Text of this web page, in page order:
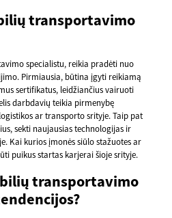
transportavimo
specialistu, reikia pradėti nuo
Pirmiausia, būtina įgyti reikiamą
sertifikatus, leidžiančius vairuoti
darbdavių teikia pirmenybę
ar transporto srityje. Taip pat
sekti naujausias technologijas ir
Kai kurios įmonės siūlo stažuotes ar
puikus startas karjerai šioje srityje.
transportavimo